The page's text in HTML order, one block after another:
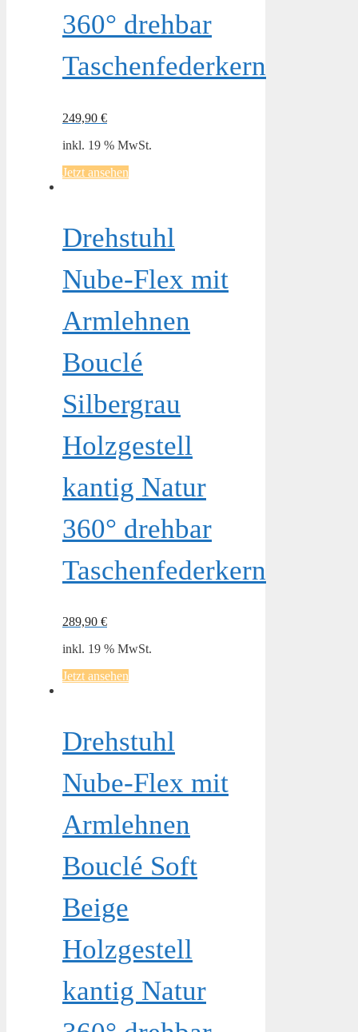
360° drehbar
Taschenfederkern
249,90 €
inkl. 19 % MwSt.
Jetzt ansehen
Drehstuhl
Nube-Flex mit
Armlehnen
Bouclé
Silbergrau
Holzgestell
kantig Natur
360° drehbar
Taschenfederkern
289,90 €
inkl. 19 % MwSt.
Jetzt ansehen
Drehstuhl
Nube-Flex mit
Armlehnen
Bouclé Soft
Beige
Holzgestell
kantig Natur